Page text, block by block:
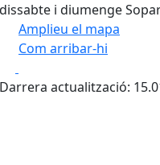
dissabte i diumenge
Amplieu el mapa
Com arribar-hi
+
Darrera actualització: